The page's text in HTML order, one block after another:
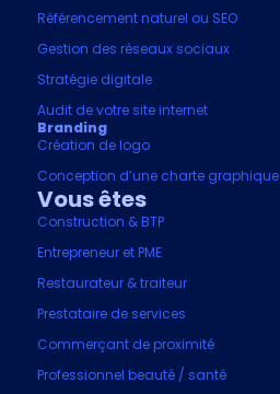
Référencement naturel ou SEO
Gestion des réseaux sociaux
Stratégie digitale
Audit de votre site internet
Branding
Création de logo
Conception d’une charte graphique
Vous êtes
Construction & BTP
Entrepreneur et PME
Restaurateur & traiteur
Prestataire de services
Commerçant de proximité
Professionnel beauté / santé